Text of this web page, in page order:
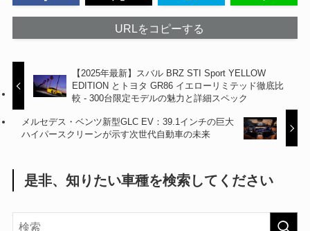
URLをコピーする
【2025年最新】スバル BRZ STI Sport YELLOW
EDITION とトヨタ GR86 イエローリミテッド徹底比
較 - 300台限定モデルの魅力と詳細スペック
メルセデス・ベンツ新型GLC EV：39.1インチの巨大
ハイパースクリーンが示す次世代自動車の未来
是非、知りたい車種を検索してください